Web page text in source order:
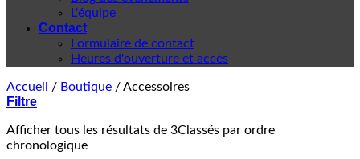
L'équipe
Contact
Formulaire de contact
Heures d'ouverture et accès
Accueil / Boutique /Accessoires
Filtre
Afficher tous les résultats de 3Classés par ordre
chronologique